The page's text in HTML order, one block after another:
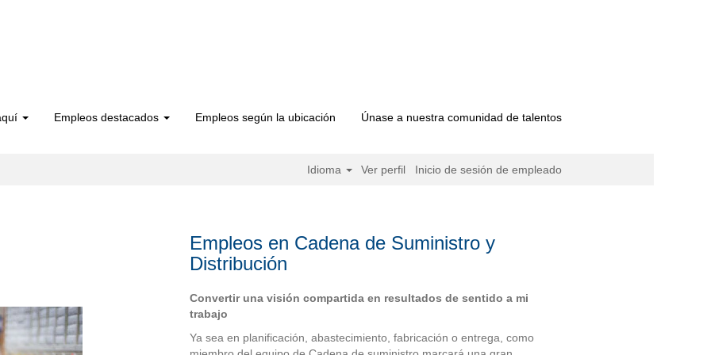
Empleos destacados Empleos según la ubicación Únase a nuestra comunidad de talentos
Idioma Ver perfil Inicio de sesión de empleado
Empleos en Cadena de Suministro y
Distribución
Convertir una visión compartida en resultados de sentido a mi
trabajo
Ya sea en planificación, abastecimiento, fabricación o entrega, como